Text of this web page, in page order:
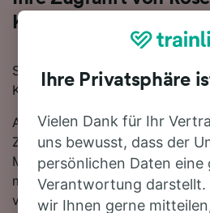
Kufstein
Sie planen eine Zugfahrt von
Kufstein? Starten Sie jetzt Ihre
Auf der 30 km langen Strecke
Züge, die schnellste Reisezeit
Minuten. Einfach zurücklehnen
mit den direkten Verbindungen,
verfügbar sind, ist kein Umstieg
Ihre Privatsphäre
Vielen Dank für Ihr
uns bewusst, dass der
persönlichen Daten eine
Verantwortung darstellt.
wir Ihnen gerne